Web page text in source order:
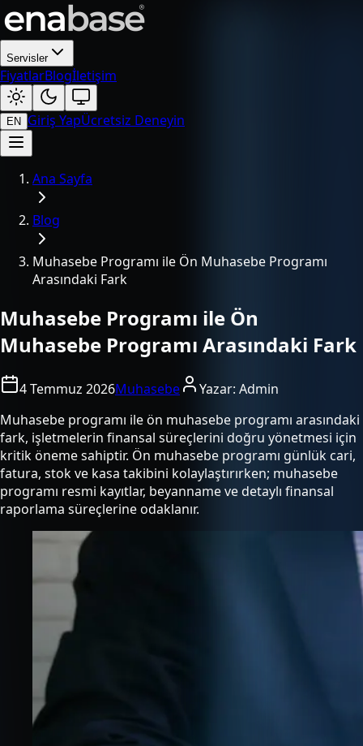
Servisler
FiyatlarBlogİletişim
EN Giriş YapÜcretsiz Deneyin
Ana Sayfa
Blog
Muhasebe Programı ile Ön Muhasebe Programı
Arasındaki Fark
Muhasebe Programı ile Ön
Muhasebe Programı Arasındaki Fark
4 Temmuz 2026Muhasebe Yazar: Admin
Muhasebe programı ile ön muhasebe programı arasındaki
fark, işletmelerin finansal süreçlerini doğru yönetmesi için
kritik öneme sahiptir. Ön muhasebe programı günlük cari,
fatura, stok ve kasa takibini kolaylaştırırken; muhasebe
programı resmi kayıtlar, beyanname ve detaylı finansal
raporlama süreçlerine odaklanır.